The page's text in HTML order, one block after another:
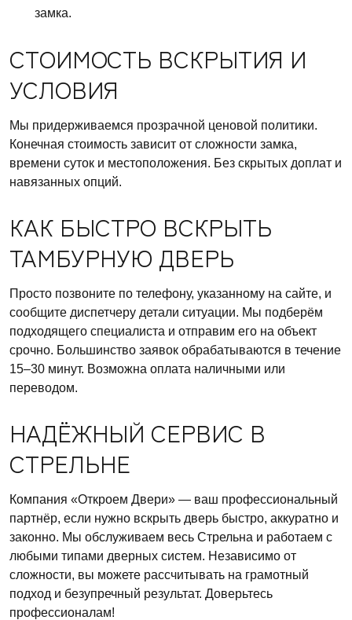
замка.
СТОИМОСТЬ ВСКРЫТИЯ И
УСЛОВИЯ
Мы придерживаемся прозрачной ценовой политики.
Конечная стоимость зависит от сложности замка,
времени суток и местоположения. Без скрытых доплат и
навязанных опций.
КАК БЫСТРО ВСКРЫТЬ
ТАМБУРНУЮ ДВЕРЬ
Просто позвоните по телефону, указанному на сайте, и
сообщите диспетчеру детали ситуации. Мы подберём
подходящего специалиста и отправим его на объект
срочно. Большинство заявок обрабатываются в течение
15–30 минут. Возможна оплата наличными или
переводом.
НАДЁЖНЫЙ СЕРВИС В
СТРЕЛЬНЕ
Компания «Откроем Двери» — ваш профессиональный
партнёр, если нужно вскрыть дверь быстро, аккуратно и
законно. Мы обслуживаем весь Стрельна и работаем с
любыми типами дверных систем. Независимо от
сложности, вы можете рассчитывать на грамотный
подход и безупречный результат. Доверьтесь
профессионалам!